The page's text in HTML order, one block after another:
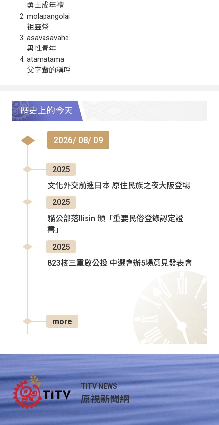
勇士成年禮
molapangolai
祖靈祭
asavasavahe
男性青年
atamatama
父字輩的稱呼
歷史上的今天
2026/ 08/ 09
2025
文化外交前進日本 原住民族之夜大阪登場
2025
貓公部落Ilisin 頒「重要民俗登錄認定證
書」
2025
823核三重啟公投 中選會辦5場意見發表會
more
TITV NEWS
原視新聞網